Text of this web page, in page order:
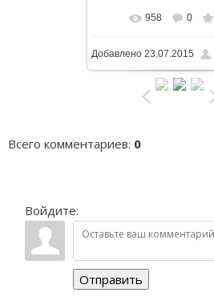
В реальном размере
259.9Kb
958 0
Добавлено 23.07.2015
Всего комментариев: 0
Войдите:
Отправить